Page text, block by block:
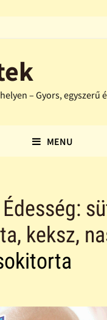
– Gyors, egyszerű
MENU
Édesség:
keksz,